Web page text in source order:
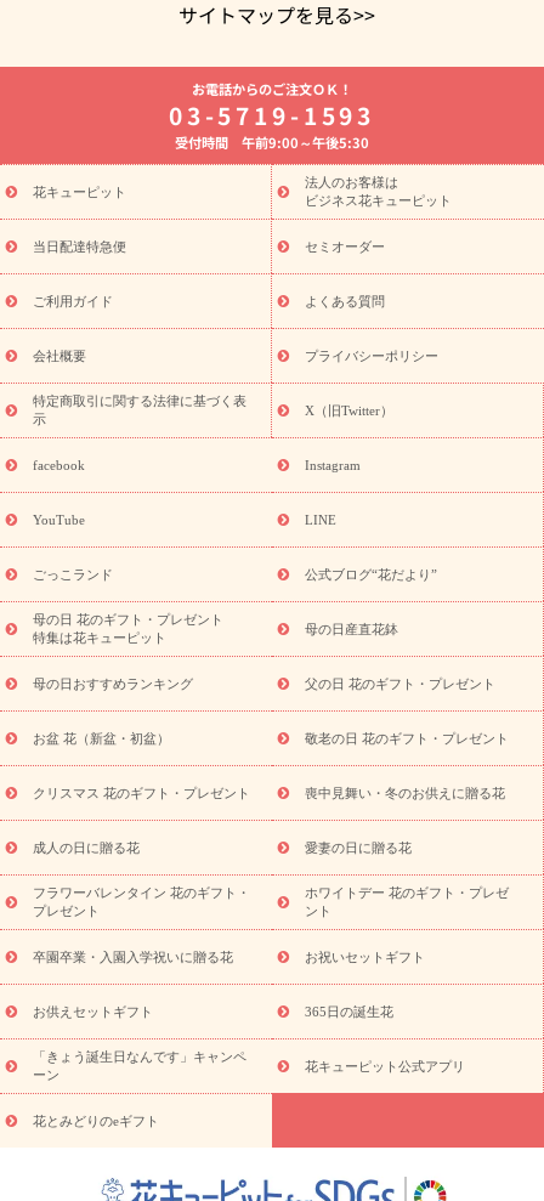
サイトマップを見る>>
よく贈られる花
お祝いの花特集
誕生日フラワーギフト特集
8月の誕生花(トルコキキョウ)
開店・開業祝い
お供え・お悔やみ お供え・お悔やみの花
通夜・葬儀に贈る花 胡蝶蘭・花鉢
ーブドフラワー
季節のイベント
ひまわり ギフト・プレゼント
特集
お盆 花（新盆・初盆） 季節のイベント
お盆 花（新
盆・初盆）
お盆 花（新盆・初盆）
お盆・お供え 花とセットギ
フト
お盆・お供え プリザーブドフラワー
ひまわり ギフト・プ
レゼント特集
夏の花贈り・お中元・暑中見舞い 花のギフト特集
敬老の日におくる花ギフト・プレゼント特集
花ギフト・プレゼント特集
敬老の日 花のおすすめランキング
敬
老の日 花鉢植えのギフト・プレゼント特集
敬老の日 花とセットギ
フト・プレゼント特集
敬老の日の花 全てのギフト一覧
キャン
ペーン
「きょう誕生日なんです」キャンペーン
探す
誕生日フラワーギフト 誕生日フラワーギフト特集
誕生
日フラワーギフト商品一覧
ユリ トルコキキョウ
誕生花(トルコキキョウ)
9月の誕生花(リンドウ)
誕生日セット
ギフト
「きょう誕生日なんです」キャンペーン
用途から探す お祝いの花特集 当日配達特急便
お祝い商品
一覧
お祝い 新築・引っ越し祝い
結婚記念日
結婚祝い 出産祝い 退院祝い・快気祝い
還暦
祝い・長寿祝い
プチギフト ペットのお祝いフラワー
元・暑中見舞い
敬老の日
お供え
お供え・お悔やみ商品一覧 お供え・お悔やみの花
十九日法要以降に贈る花
通夜・葬儀に贈る花
お供え お花とセッ
お盆（新盆・初盆）
お祝い返し お見舞い
お取り
プリザーブドフラワー
スタイルから探す
アレンジメント
蘭・花鉢
ミディ胡蝶蘭・お祝い ミディ胡蝶蘭・お供え
の青色胡蝶蘭
観葉植物 観葉植物 産直多肉植物
プリザーブ
ドフラワー
お祝い お供え・お悔やみ 花とセットギフト
ミオーダー
プチギフト（hanamore -ハナモア-）
花とみどりの
eギフト
花キューピットのeGfit カラー ピンク
レンジ
レッド お花の種類 バラ ユリ トルコキキョウ
予
算から探す
お祝い お祝い・3000円～ お祝い・
お祝い・5000円～ お祝い・7000円～ お祝い・10000円～
お供え・お悔やみ
お供え・お悔やみ・3000円～
お供え・お
悔やみ・5000円～ お供え・お悔やみ・7000円～
お供え・お悔
やみ・10000円～
365日の誕生花カレンダー
開店・開業祝
お祝いを贈るときのマナー・
お電話からのご注文ＯＫ！
03-5719-1593
受付時間 午前9:00～午後5:30
花キューピット
法人のお客様は
ビジネス花キューピット
当日配達特急便 セミオーダー
ご利用ガイド よくある質問
会社概要 プライバシーポリシー
特定商取引に関する法律に基づく表
示
X（旧Twitter）
facebook Instagram
YouTube LINE
ごっこランド 公式ブログ“花だより”
母の日 花のギフト・プレゼント
特集は花キューピット
母の日産直花鉢
母の日おすすめランキング 父の日 花のギフト・プレゼント
お盆 花（新盆・初盆） 敬老の日 花のギフト・プレゼント
クリスマス 花のギフト・プレゼント 喪中見舞い・冬のお供えに贈る花
成人の日に贈る花 愛妻の日に贈る花
フラワーバレンタイン 花のギフト・
プレゼント
ホワイトデー 花のギフト・プレゼ
ント
卒園卒業・入園入学祝いに贈る花 お祝いセットギフト
お供えセットギフト 365日の誕生花
「きょう誕生日なんです」キャンペ
ーン
花キューピット公式アプリ
花とみどりのeギフト